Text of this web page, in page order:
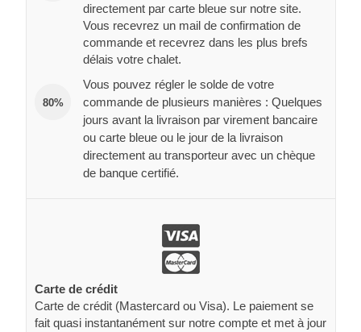
directement par carte bleue sur notre site.
Vous recevrez un mail de confirmation de
commande et recevrez dans les plus brefs
délais votre chalet.
80%
Vous pouvez régler le solde de votre
commande de plusieurs manières : Quelques
jours avant la livraison par virement bancaire
ou carte bleue ou le jour de la livraison
directement au transporteur avec un chèque
de banque certifié.
Carte de crédit
Carte de crédit (Mastercard ou Visa). Le paiement se
fait quasi instantanément sur notre compte et met à jour